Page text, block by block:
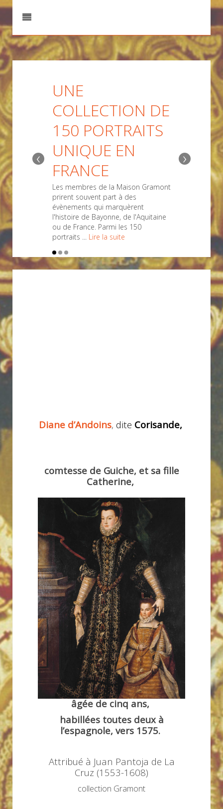
UNE
COLLECTION DE
150 PORTRAITS
UNIQUE EN
FRANCE
Les membres de la Maison Gramont
prirent souvent part à des
évènements qui marquèrent
l'histoire de Bayonne, de l'Aquitaine
ou de France. Parmi les 150
portraits ... Lire la suite
›
‹
Diane d’Andoins, dite Corisande,
comtesse de Guiche, et sa fille
Catherine,
âgée de cinq ans,
habillées toutes deux à
l’espagnole, vers 1575.
Attribué à Juan Pantoja de La
Cruz (1553-1608)
collection Gramont